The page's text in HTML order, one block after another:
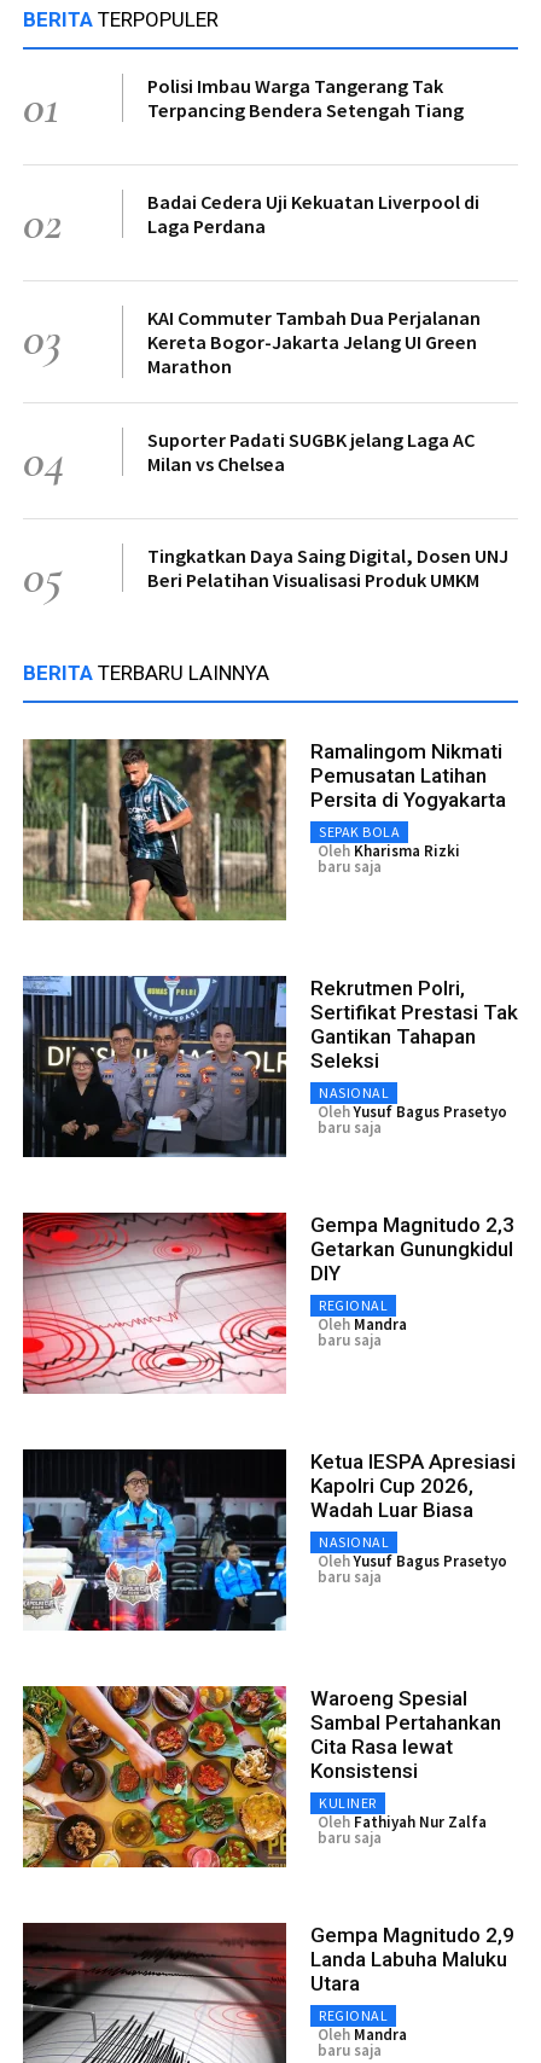
BERITA TERPOPULER
01
Polisi Imbau Warga Tangerang Tak
Terpancing Bendera Setengah Tiang
02
Badai Cedera Uji Kekuatan Liverpool di
Laga Perdana
03
KAI Commuter Tambah Dua Perjalanan
Kereta Bogor-Jakarta Jelang UI Green
Marathon
04
Suporter Padati SUGBK jelang Laga AC
Milan vs Chelsea
05
Tingkatkan Daya Saing Digital, Dosen UNJ
Beri Pelatihan Visualisasi Produk UMKM
BERITA TERBARU LAINNYA
Ramalingom Nikmati
Pemusatan Latihan
Persita di Yogyakarta
SEPAK BOLA
Oleh Kharisma Rizki
baru saja
Rekrutmen Polri,
Sertifikat Prestasi Tak
Gantikan Tahapan
Seleksi
NASIONAL
OlehYusuf Bagus Prasetyo
baru saja
Gempa Magnitudo 2,3
Getarkan Gunungkidul
DIY
REGIONAL
Oleh Mandra
baru saja
Ketua IESPA Apresiasi
Kapolri Cup 2026,
Wadah Luar Biasa
NASIONAL
OlehYusuf Bagus Prasetyo
baru saja
Waroeng Spesial
Sambal Pertahankan
Cita Rasa lewat
Konsistensi
KULINER
Oleh Fathiyah Nur Zalfa
baru saja
Gempa Magnitudo 2,9
Landa Labuha Maluku
Utara
REGIONAL
Oleh Mandra
baru saja